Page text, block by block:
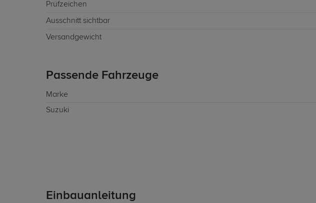
Prüfzeichen
Ausschnitt sichtbar
Versandgewicht
Passende Fahrzeuge
Marke
Suzuki
Einbauanleitung